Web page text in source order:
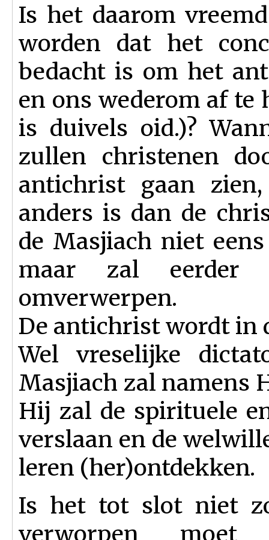
Is het daarom
worden dat het
bedacht is om het
en ons wederom af te
is duivels oid.)?
zullen christenen
antichrist gaan
anders is dan de
de Masjiach niet
maar zal eerder
omverwerpen.
De antichrist wordt in
Wel vreselijke
Masjiach zal namens
Hij zal de spirituele
verslaan en de
leren (her)ontdekken.
Is het tot slot niet
verworpen